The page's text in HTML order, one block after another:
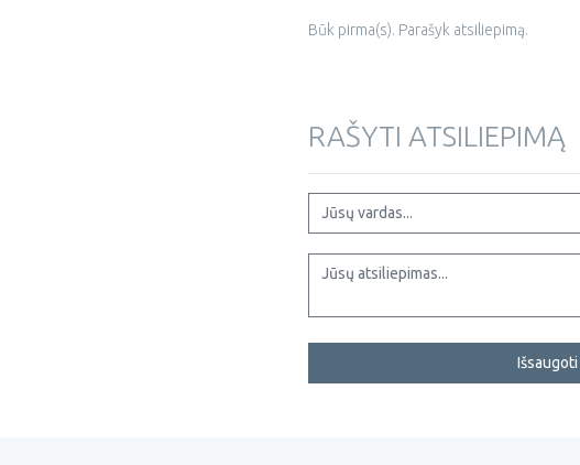
Būk pirma(s). Parašyk atsiliepimą.
RAŠYTI ATSILIEPIMĄ